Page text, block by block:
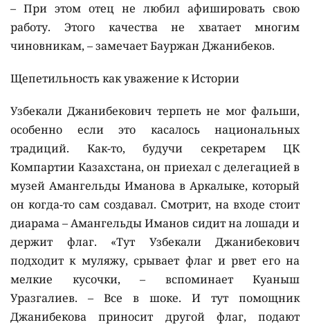
– При этом отец не любил афишировать свою
работу. Этого качества не хватает многим
чиновникам, – замечает Бауржан Джанибеков.
Щепетильность как уважение к Истории
Узбекали Джанибекович терпеть не мог фальши,
особенно если это касалось национальных
традиций. Как-то, будучи секретарем ЦК
Компартии Казахстана, он приехал с делегацией в
музей Амангельды Иманова в Аркалыке, который
он когда-то сам создавал. Смотрит, на входе стоит
диарама – Амангельды Иманов сидит на лошади и
держит флаг. «Тут Узбекали Джанибекович
подходит к муляжу, срывает флаг и рвет его на
мелкие кусочки, – вспоминает Куаныш
Уразгалиев. – Все в шоке. И тут помощник
Джанибекова приносит другой флаг, подают